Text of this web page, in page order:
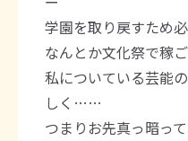
学園を取り戻すため
なんとか文化祭で稼
私についている芸能
しく……
つまりお先真っ暗っ